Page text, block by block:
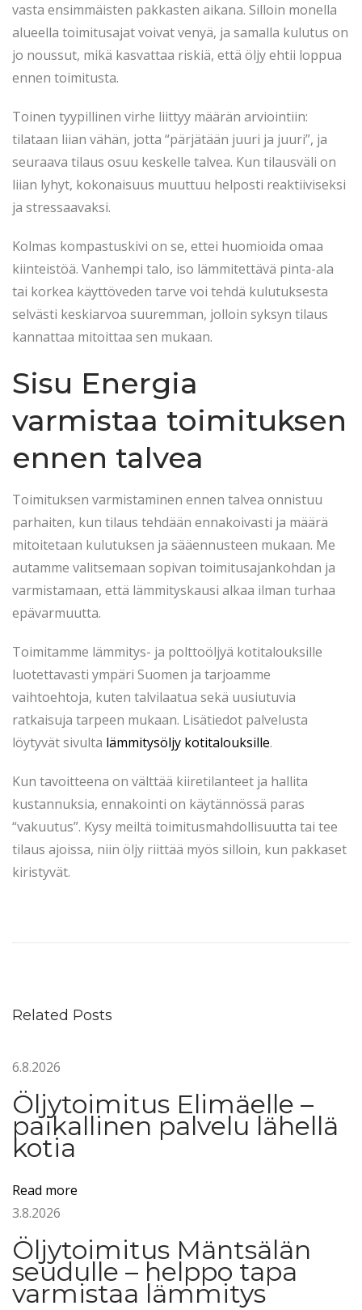
vasta ensimmäisten pakkasten aikana. Silloin monella
alueella toimitusajat voivat venyä, ja samalla kulutus on
jo noussut, mikä kasvattaa riskiä, että öljy ehtii loppua
ennen toimitusta.
Toinen tyypillinen virhe liittyy määrän arviointiin:
tilataan liian vähän, jotta “pärjätään juuri ja juuri”, ja
seuraava tilaus osuu keskelle talvea. Kun tilausväli on
liian lyhyt, kokonaisuus muuttuu helposti reaktiiviseksi
ja stressaavaksi.
Kolmas kompastuskivi on se, ettei huomioida omaa
kiinteistöä. Vanhempi talo, iso lämmitettävä pinta-ala
tai korkea käyttöveden tarve voi tehdä kulutuksesta
selvästi keskiarvoa suuremman, jolloin syksyn tilaus
kannattaa mitoittaa sen mukaan.
Sisu Energia
varmistaa toimituksen
ennen talvea
Toimituksen varmistaminen ennen talvea onnistuu
parhaiten, kun tilaus tehdään ennakoivasti ja määrä
mitoitetaan kulutuksen ja sääennusteen mukaan. Me
autamme valitsemaan sopivan toimitusajankohdan ja
varmistamaan, että lämmityskausi alkaa ilman turhaa
epävarmuutta.
Toimitamme lämmitys- ja polttoöljyä kotitalouksille
luotettavasti ympäri Suomen ja tarjoamme
vaihtoehtoja, kuten talvilaatua sekä uusiutuvia
ratkaisuja tarpeen mukaan. Lisätiedot palvelusta
löytyvät sivulta lämmitysöljy kotitalouksille.
Kun tavoitteena on välttää kiiretilanteet ja hallita
kustannuksia, ennakointi on käytännössä paras
“vakuutus”. Kysy meiltä toimitusmahdollisuutta tai tee
tilaus ajoissa, niin öljy riittää myös silloin, kun pakkaset
kiristyvät.
t
s
ö
l
y
O
r
m
a
t
Related Posts
6.8.2026
Öljytoimitus Elimäelle –
paikallinen palvelu lähellä
kotia
Read more
3.8.2026
Öljytoimitus Mäntsälän
seudulle – helppo tapa
varmistaa lämmitys